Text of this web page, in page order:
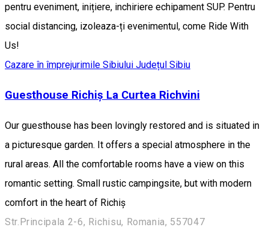
pentru eveniment, inițiere, inchiriere echipament SUP. Pentru
social distancing, izoleaza-ți evenimentul, come Ride With
Us!
Cazare în împrejurimile Sibiului Județul Sibiu
Guesthouse Richiș La Curtea Richvini
Our guesthouse has been lovingly restored and is situated in
a picturesque garden. It offers a special atmosphere in the
rural areas. All the comfortable rooms have a view on this
romantic setting. Small rustic campingsite, but with modern
comfort in the heart of Richiș
Str.Principala 2-6, Richisu, Romania, 557047